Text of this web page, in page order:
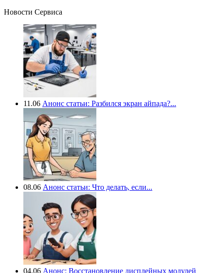
Новости Сервиса
11.06 Анонс статьи: Разбился экран айпада?...
08.06 Анонс статьи: Что делать, если...
04.06 Анонс: Восстановление дисплейных модулей